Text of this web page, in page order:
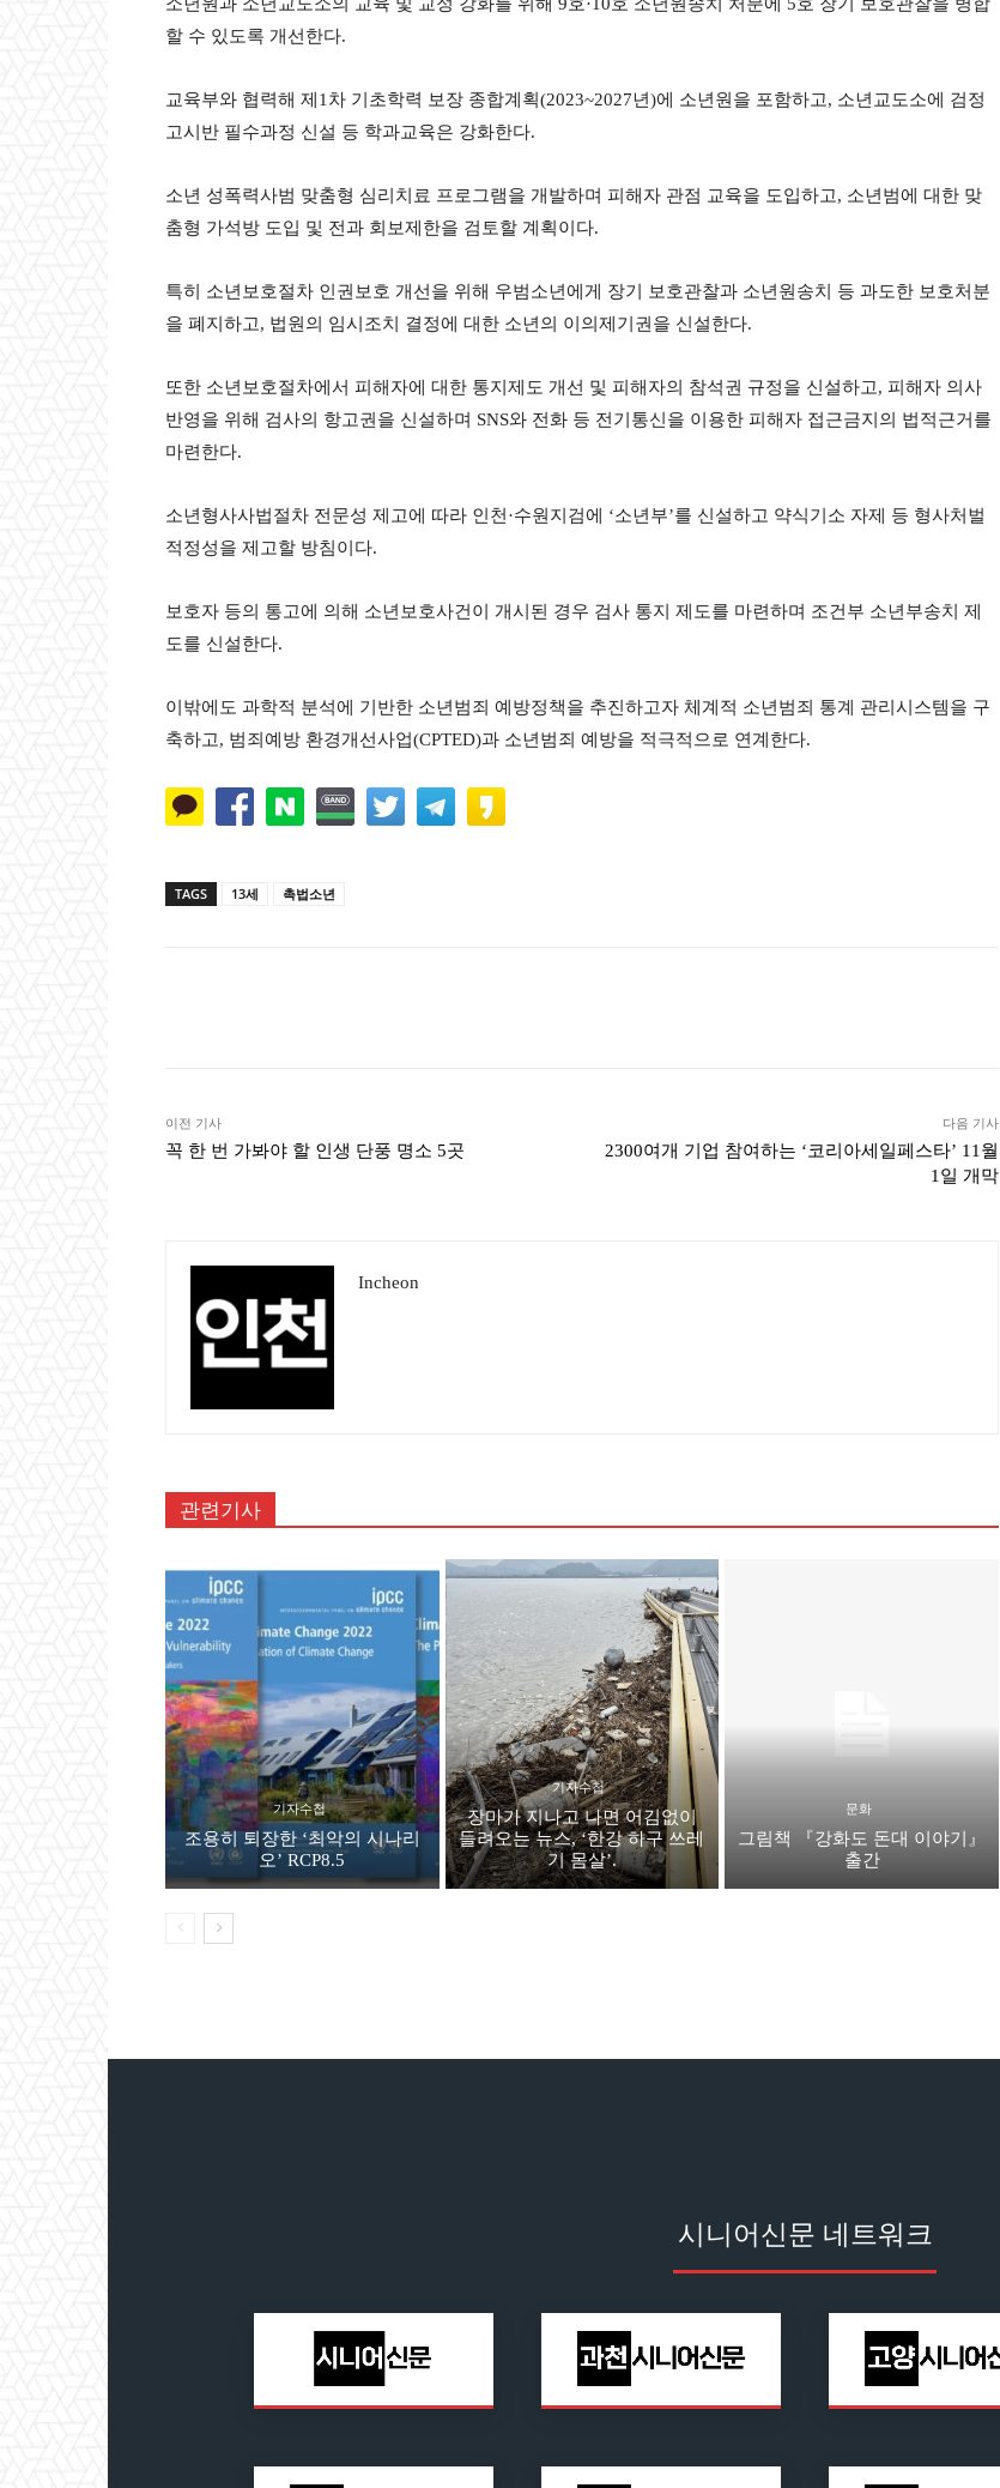
소년원과 소년교도소의 교육 및 교정 강화를 위해 9호·10호 소년원송치 처분에 5호 장기 보호관찰을 병합
할 수 있도록 개선한다.
교육부와 협력해 제1차 기초학력 보장 종합계획(2023~2027년)에 소년원을 포함하고, 소년교도소에 검정
고시반 필수과정 신설 등 학과교육은 강화한다.
소년 성폭력사범 맞춤형 심리치료 프로그램을 개발하며 피해자 관점 교육을 도입하고, 소년범에 대한 맞
춤형 가석방 도입 및 전과 회보제한을 검토할 계획이다.
특히 소년보호절차 인권보호 개선을 위해 우범소년에게 장기 보호관찰과 소년원송치 등 과도한 보호처분
을 폐지하고, 법원의 임시조치 결정에 대한 소년의 이의제기권을 신설한다.
또한 소년보호절차에서 피해자에 대한 통지제도 개선 및 피해자의 참석권 규정을 신설하고, 피해자 의사
반영을 위해 검사의 항고권을 신설하며 SNS와 전화 등 전기통신을 이용한 피해자 접근금지의 법적근거를
마련한다.
소년형사사법절차 전문성 제고에 따라 인천·수원지검에 ‘소년부’를 신설하고 약식기소 자제 등 형사처벌
적정성을 제고할 방침이다.
보호자 등의 통고에 의해 소년보호사건이 개시된 경우 검사 통지 제도를 마련하며 조건부 소년부송치 제
도를 신설한다.
이밖에도 과학적 분석에 기반한 소년범죄 예방정책을 추진하고자 체계적 소년범죄 통계 관리시스템을 구
축하고, 범죄예방 환경개선사업(CPTED)과 소년범죄 예방을 적극적으로 연계한다.
TAGS 13세 촉법소년
이전 기사
꼭 한 번 가봐야 할 인생 단풍 명소 5곳
다음 기사
2300여개 기업 참여하는 ‘코리아세일페스타’ 11월
1일 개막
Incheon
관련기사
기자수첩
조용히 퇴장한 ‘최악의 시나리
오’ RCP8.5
기자수첩
장마가 지나고 나면 어김없이
들려오는 뉴스, ‘한강 하구 쓰레
기 몸살’.
문화
그림책 『강화도 돈대 이야기』
출간
시니어신문 네트워크